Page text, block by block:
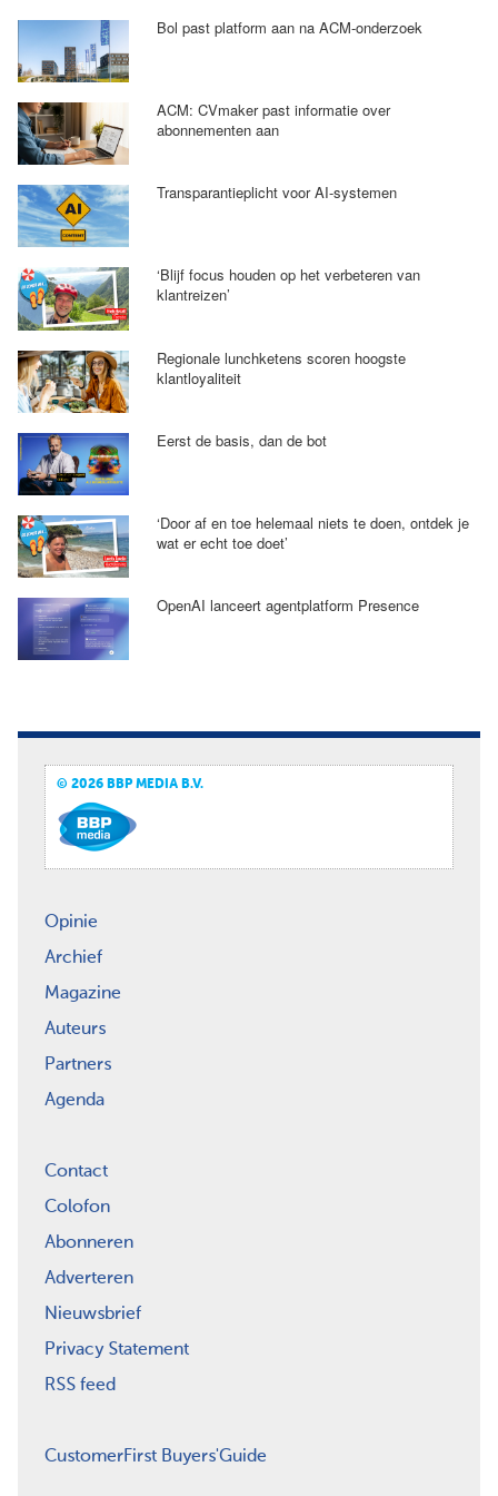
Bol past platform aan na ACM-onderzoek
ACM: CVmaker past informatie over
abonnementen aan
Transparantieplicht voor AI-systemen
‘Blijf focus houden op het verbeteren van
klantreizen’
Regionale lunchketens scoren hoogste
klantloyaliteit
Eerst de basis, dan de bot
‘Door af en toe helemaal niets te doen, ontdek je
wat er echt toe doet’
OpenAI lanceert agentplatform Presence
© 2026 BBP MEDIA B.V.
Opinie
Archief
Magazine
Auteurs
Partners
Agenda
Contact
Colofon
Abonneren
Adverteren
Nieuwsbrief
Privacy Statement
RSS feed
CustomerFirst Buyers'Guide